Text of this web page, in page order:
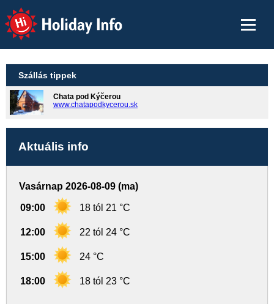
Holiday Info
Szállás tippek
Chata pod Kýčerou
www.chatapodkycerou.sk
Aktuális info
Vasárnap 2026-08-09 (ma)
09:00 18 tól 21 °C
12:00 22 tól 24 °C
15:00 24 °C
18:00 18 tól 23 °C